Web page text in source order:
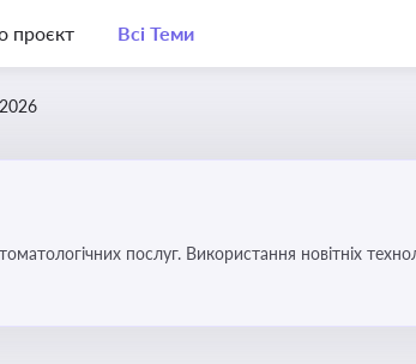
проєкт Всі Теми
послуг. Використання новітніх технологій та стратегій для